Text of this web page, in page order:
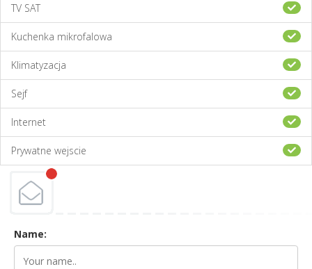
TV SAT
Kuchenka mikrofalowa
Klimatyzacja
Sejf
Internet
Prywatne wejscie
Name: